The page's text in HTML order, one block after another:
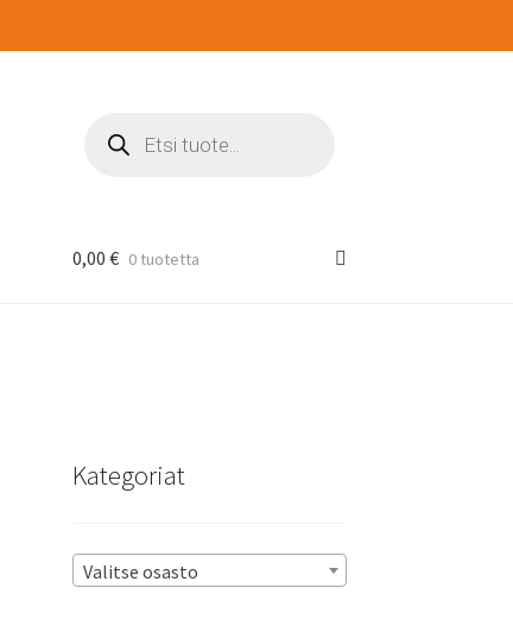
search
0,00 € 0 tuotetta
Kategoriat
Valitse osasto